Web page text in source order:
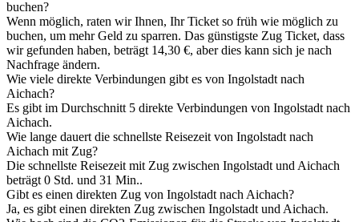
buchen?
Wenn möglich, raten wir Ihnen, Ihr Ticket so früh wie möglich zu
buchen, um mehr Geld zu sparren. Das günstigste Zug Ticket, dass
wir gefunden haben, beträgt 14,30 €, aber dies kann sich je nach
Nachfrage ändern.
Wie viele direkte Verbindungen gibt es von Ingolstadt nach
Aichach?
Es gibt im Durchschnitt 5 direkte Verbindungen von Ingolstadt nach
Aichach.
Wie lange dauert die schnellste Reisezeit von Ingolstadt nach
Aichach mit Zug?
Die schnellste Reisezeit mit Zug zwischen Ingolstadt und Aichach
beträgt 0 Std. und 31 Min..
Gibt es einen direkten Zug von Ingolstadt nach Aichach?
Ja, es gibt einen direkten Zug zwischen Ingolstadt und Aichach.